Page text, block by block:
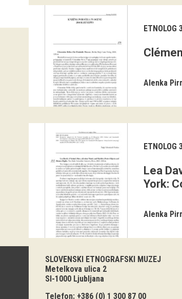
ETNOLOG
Alenka
ETNOLOG
Lea
York:
Alenka
SLOVENSKI ETNOGRAFSKI MUZEJ
Metelkova ulica 2
SI-1000 Ljubljana
Telefon: +386 (0) 1 300 87 00